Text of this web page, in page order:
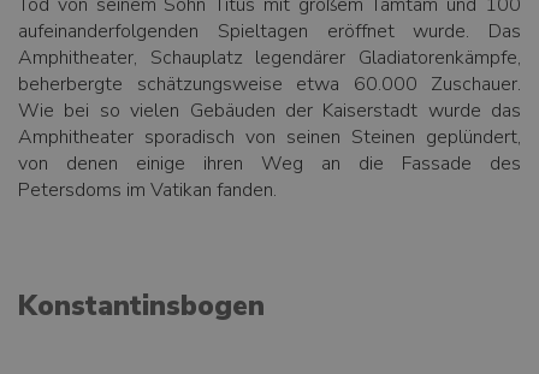
aufeinanderfolgenden Spieltagen eröffnet wurde. Das
Amphitheater, Schauplatz legendärer Gladiatorenkämpfe,
beherbergte schätzungsweise etwa 60.000 Zuschauer.
Wie bei so vielen Gebäuden der Kaiserstadt wurde das
Amphitheater sporadisch von seinen Steinen geplündert,
von denen einige ihren Weg an die Fassade des
Petersdoms im Vatikan fanden.
Konstantinsbogen